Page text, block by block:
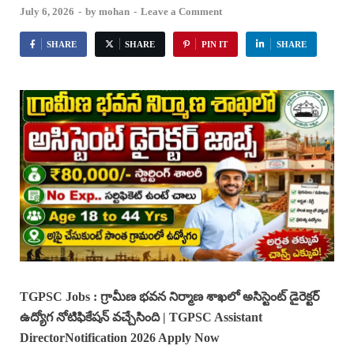
July 6, 2026 - by mohan - Leave a Comment
SHARE SHARE PIN IT SHARE
TGPSC Jobs : గ్రామీణ భవన నిర్మాణ శాఖలో అసిస్టెంట్ డైరెక్టర్
ఉద్యోగ నోటిఫికేషన్ వచ్చేసింది | TGPSC Assistant
DirectorNotification 2026 Apply Now